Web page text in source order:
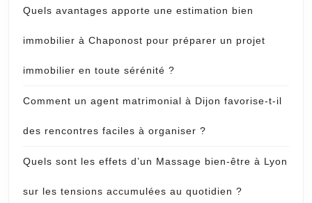
Quels avantages apporte une estimation bien
immobilier à Chaponost pour préparer un projet
immobilier en toute sérénité ?
Comment un agent matrimonial à Dijon favorise-t-il
des rencontres faciles à organiser ?
Quels sont les effets d’un Massage bien-être à Lyon
sur les tensions accumulées au quotidien ?